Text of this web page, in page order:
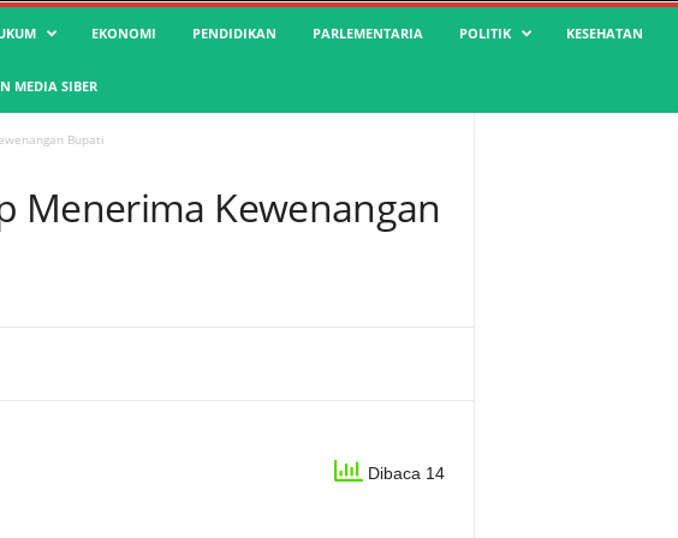
EKONOMI PENDIDIKAN PARLEMENTARIA POLITIK KESEHATAN
MEDIA SIBER
Bupati
Menerima Kewenangan
Dibaca 14